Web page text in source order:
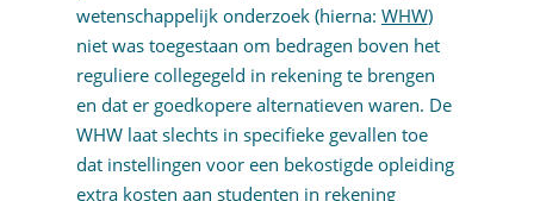
wetenschappelijk onderzoek (hierna: WHW)
niet was toegestaan om bedragen boven het
reguliere collegegeld in rekening te brengen
en dat er goedkopere alternatieven waren. De
WHW laat slechts in specifieke gevallen toe
dat instellingen voor een bekostigde opleiding
extra kosten aan studenten in rekening